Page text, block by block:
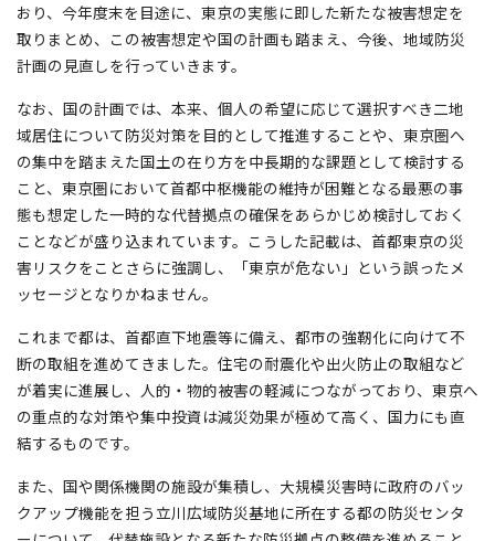
おり、今年度末を目途に、東京の実態に即した新たな被害想定を
取りまとめ、この被害想定や国の計画も踏まえ、今後、地域防災
計画の見直しを行っていきます。
なお、国の計画では、本来、個人の希望に応じて選択すべき二地
域居住について防災対策を目的として推進することや、東京圏へ
の集中を踏まえた国土の在り方を中長期的な課題として検討する
こと、東京圏において首都中枢機能の維持が困難となる最悪の事
態も想定した一時的な代替拠点の確保をあらかじめ検討しておく
ことなどが盛り込まれています。こうした記載は、首都東京の災
害リスクをことさらに強調し、「東京が危ない」という誤ったメ
ッセージとなりかねません。
これまで都は、首都直下地震等に備え、都市の強靭化に向けて不
断の取組を進めてきました。住宅の耐震化や出火防止の取組など
が着実に進展し、人的・物的被害の軽減につながっており、東京へ
の重点的な対策や集中投資は減災効果が極めて高く、国力にも直
結するものです。
また、国や関係機関の施設が集積し、大規模災害時に政府のバッ
クアップ機能を担う立川広域防災基地に所在する都の防災センタ